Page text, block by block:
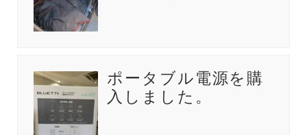
ポータブル電源を購
入しました。